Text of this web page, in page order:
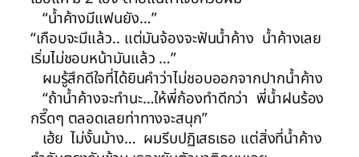
“น้ำค้างมีแฟนยัง…”
“เกือบจะมีแล้ว.. แต่มันจ้องจะฟันน้ำค้าง น้ำค้างเลย
เริ่มไม่ชอบหน้ามันแล้ว …”
ผมรู้สึกดีใจที่ได้ยินคำว่าไม่ชอบออกจากปากน้ำค้าง
“ถ้าน้ำค้างจะทำนะ…ให้พี่ก้องทำดีกว่า พี่น้ำฝนร้อง
กรี๊ดๆ ตลอดเลยท่าทางจะสนุก”
เฮ้ย ไม่งั้นม้าง… ผมรีบปฏิเสธเธอ แต่สิ่งที่น้ำค้าง